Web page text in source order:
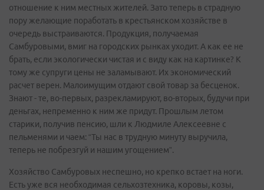
отношение к ним местных жителей. Зато теперь в страдную
пору желающие поработать в крестьянском хозяйстве в
очередь выстраиваются. Продукция, получаемая
Самбуровыми, вмиг на городских рынках уходит. А как ее не
брать, если экологически чистая и с виду как на картинке? К
тому же супруги цены не заламывают. Их экономический
расчет верен. Малоимущим отдают свой товар за бесценок.
Знают - те, во-первых, разрекламируют, во-вторых, будучи при
деньгах, непременно к ним же придут. Прошлым летом
старики, получив пенсию, шли к Людмиле Алексеевне с
пельменями и чаем: “Ты нас в трудную минуту выручила,
теперь не побрезгуй и нашим угощением”.
Хозяйство Самбуровых неспешно, но крепко встает на ноги.
Есть уже вся необходимая сельхозтехника, коровы, козы,